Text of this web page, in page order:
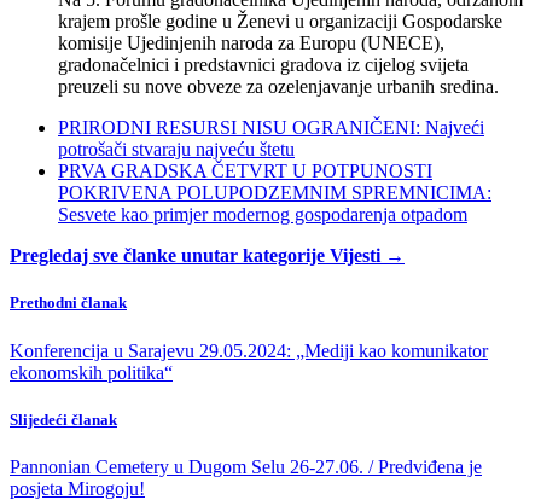
krajem prošle godine u Ženevi u organizaciji Gospodarske
komisije Ujedinjenih naroda za Europu (UNECE),
gradonačelnici i predstavnici gradova iz cijelog svijeta
preuzeli su nove obveze za ozelenjavanje urbanih sredina.
PRIRODNI RESURSI NISU OGRANIČENI: Najveći
potrošači stvaraju najveću štetu
PRVA GRADSKA ČETVRT U POTPUNOSTI
POKRIVENA POLUPODZEMNIM SPREMNICIMA:
Sesvete kao primjer modernog gospodarenja otpadom
Pregledaj sve članke unutar kategorije Vijesti →
Prethodni članak
Konferencija u Sarajevu 29.05.2024: „Mediji kao komunikator
ekonomskih politika“
Slijedeći članak
Pannonian Cemetery u Dugom Selu 26-27.06. / Predviđena je
posjeta Mirogoju!